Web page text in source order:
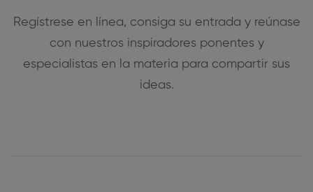
Regístrese en línea, consiga su entrada y reúnase
con nuestros inspiradores ponentes y
especialistas en la materia para compartir sus
ideas.